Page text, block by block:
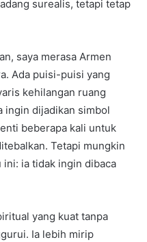
surealis, tetapi tetap
saya merasa Armen
Ada puisi-puisi yang
kehilangan ruang
ingin dijadikan simbol
beberapa kali untuk
Tetapi mungkin
ini: ia tidak ingin dibaca
yang kuat tanpa
Ia lebih mirip